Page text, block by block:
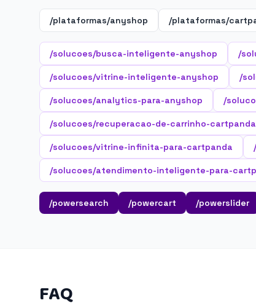
/plataformas/anyshop /plataformas/
/solucoes/busca-inteligente-anyshop /
/solucoes/vitrine-inteligente-anyshop /
/solucoes/analytics-para-anyshop /
/solucoes/recuperacao-de-carrinho-cartpanda
/solucoes/vitrine-infinita-para-cartpanda
/solucoes/atendimento-inteligente-para-
/powersearch /powercart /powerslider
FAQ